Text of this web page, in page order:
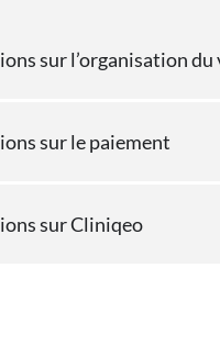
sur l’organisation du
sur le paiement
sur Cliniqeo